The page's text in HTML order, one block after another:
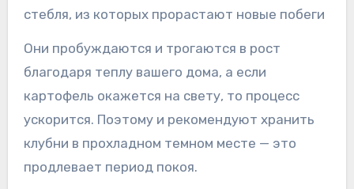
стебля, из которых прорастают новые побеги
Они пробуждаются и трогаются в рост
благодаря теплу вашего дома, а если
картофель окажется на свету, то процесс
ускорится. Поэтому и рекомендуют хранить
клубни в прохладном темном месте — это
продлевает период покоя.